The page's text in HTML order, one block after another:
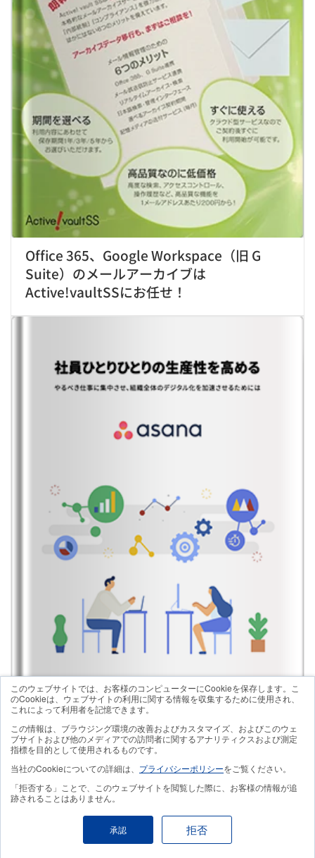
このウェブサイトでは、お客様のコンピューターにCookieを保存します。こ
のCookieは、ウェブサイトの利用に関する情報を収集するために使用され、
これによって利用者を記憶できます。
この情報は、ブラウジング環境の改善およびカスタマイズ、およびこのウェ
ブサイトおよび他のメディアでの訪問者に関するアナリティクスおよび測定
指標を目的として使用されるものです。
当社のCookieについての詳細は、 プライバシーポリシーをご覧ください。
「拒否する」ことで、このウェブサイトを閲覧した際に、お客様の情報が追
跡されることはありません。
承認 拒否
Office 365、Google Workspace（旧 G
Suite）のメールアーカイブは
Active!vaultSSにお任せ！
社員ひとりひとりの生産性を高める